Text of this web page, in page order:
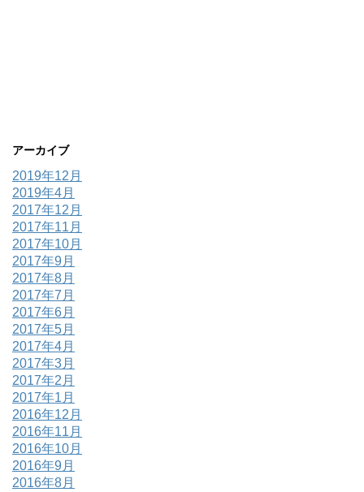
アーカイブ
2019年12月
2019年4月
2017年12月
2017年11月
2017年10月
2017年9月
2017年8月
2017年7月
2017年6月
2017年5月
2017年4月
2017年3月
2017年2月
2017年1月
2016年12月
2016年11月
2016年10月
2016年9月
2016年8月